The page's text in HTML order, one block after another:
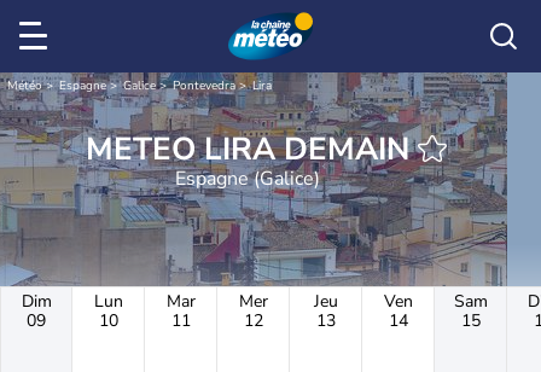
Météo Espagne Galice Pontevedra Lira
METEO LIRA DEMAIN
Espagne (Galice)
Dim
09
Lun
10
Mar
11
Mer
12
Jeu
13
Ven
14
Sam
15